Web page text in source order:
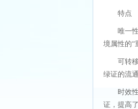
特点
唯一
境属性的“
可转
绿证的流
时效
证，提高